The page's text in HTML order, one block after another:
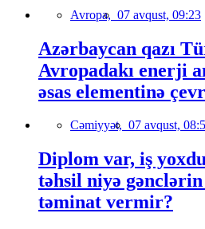
Avropa, 07 avqust, 09:23
Azərbaycan qazı
Avropadakı enerji
əsas elementinə
Cəmiyyət, 07 avqust,
Diplom var, iş
təhsil niyə
təminat vermir?